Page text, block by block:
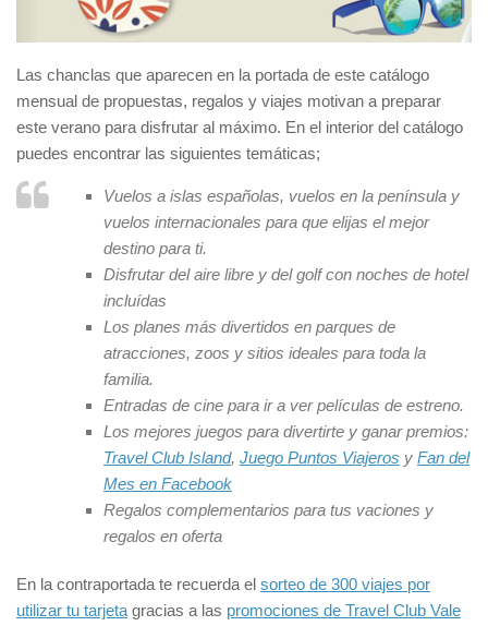
Las chanclas que aparecen en la portada de este catálogo
mensual de propuestas, regalos y viajes motivan a preparar
este verano para disfrutar al máximo. En el interior del catálogo
puedes encontrar las siguientes temáticas;
Vuelos a islas españolas, vuelos en la península y
vuelos internacionales para que elijas el mejor
destino para ti.
Disfrutar del aire libre y del golf con noches de hotel
incluídas
Los planes más divertidos en parques de
atracciones, zoos y sitios ideales para toda la
familia.
Entradas de cine para ir a ver películas de estreno.
Los mejores juegos para divertirte y ganar premios:
Travel Club Island, Juego Puntos Viajeros y Fan del
Mes en Facebook
Regalos complementarios para tus vaciones y
regalos en oferta
En la contraportada te recuerda el sorteo de 300 viajes por
utilizar tu tarjetagracias a las promociones de Travel Club Vale